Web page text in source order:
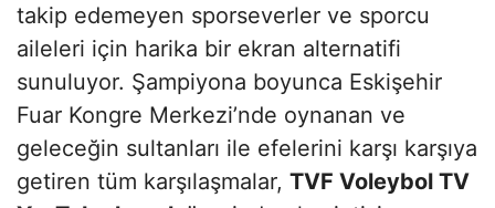
takip edemeyen sporseverler ve sporcu
aileleri için harika bir ekran alternatifi
sunuluyor. Şampiyona boyunca Eskişehir
Fuar Kongre Merkezi’nde oynanan ve
geleceğin sultanları ile efelerini karşı karşıya
getiren tüm karşılaşmalar, TVF Voleybol TV